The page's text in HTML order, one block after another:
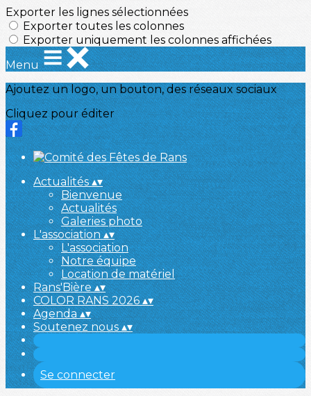
Exporter les lignes sélectionnées
Exporter toutes les colonnes
Exporter uniquement les colonnes affichées
Menu
Ajoutez un logo, un bouton, des réseaux sociaux
Cliquez pour éditer
Actualités▴▾
Bienvenue
Actualités
Galeries photo
L'association▴▾
L'association
Notre équipe
Location de matériel
Rans'Bière▴▾
COLOR RANS 2026▴▾
Agenda▴▾
Soutenez nous▴▾
Se connecter